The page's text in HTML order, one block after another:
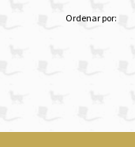
Ordenar por: